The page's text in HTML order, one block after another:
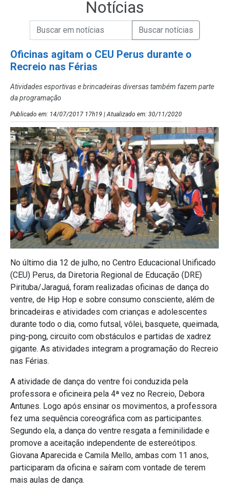
Notícias
Campo de Busca de Notícias
Campo de Busca de informaçõesEnviar a Busca de Notícias
Oficinas agitam o CEU Perus durante o
Recreio nas Férias
Atividades esportivas e brincadeiras diversas também fazem parte
da programação
Publicado em: 14/07/2017 17h19 | Atualizado em: 30/11/2020
No último dia 12 de julho, no Centro Educacional Unificado
(CEU) Perus, da Diretoria Regional de Educação (DRE)
Pirituba/Jaraguá, foram realizadas oficinas de dança do
ventre, de Hip Hop e sobre consumo consciente, além de
brincadeiras e atividades com crianças e adolescentes
durante todo o dia, como futsal, vôlei, basquete, queimada,
ping-pong, circuito com obstáculos e partidas de xadrez
gigante. As atividades integram a programação do Recreio
nas Férias.
A atividade de dança do ventre foi conduzida pela
professora e oficineira pela 4ª vez no Recreio, Debora
Antunes. Logo após ensinar os movimentos, a professora
fez uma sequência coreográfica com as participantes.
Segundo ela, a dança do ventre resgata a feminilidade e
promove a aceitação independente de estereótipos.
Giovana Aparecida e Camila Mello, ambas com 11 anos,
participaram da oficina e saíram com vontade de terem
mais aulas de dança.